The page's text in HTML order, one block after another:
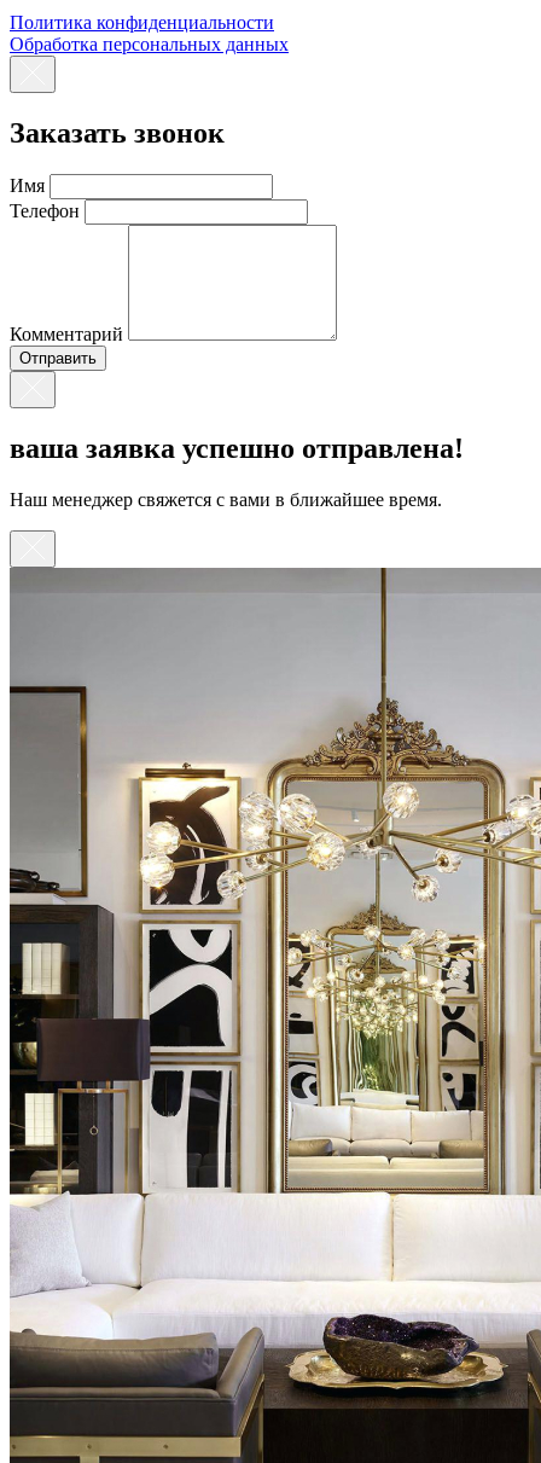
Политика конфиденциальности
Обработка персональных данных
Заказать звонок
Имя
Телефон
Комментарий
ваша заявка успешно отправлена!
Наш менеджер свяжется с вами в ближайшее время.